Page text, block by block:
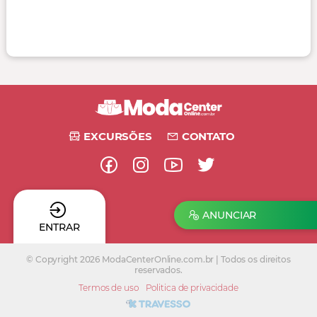
EXCURSÕES CONTATO
ENTRAR
ANUNCIAR
© Copyright 2026 ModaCenterOnline.com.br | Todos os direitos
reservados.
Termos de uso
Politica de privacidade